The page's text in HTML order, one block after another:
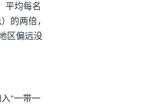
平均每名
的两倍，
区偏远没
“一带一